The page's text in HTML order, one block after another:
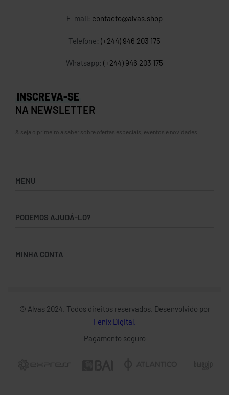
E-mail: contacto@alvas.shop
Telefone: (+244) 946 203 175
Whatsapp: (+244) 946 203 175
MENU
Loja
PODEMOS AJUDÁ-LO?
Devoluções & Reembolsos
MINHA CONTA
Carrinho
INSCREVA-SE
NA NEWSLETTER
& seja o primeiro a saber sobre ofertas especiais, eventos e novidades.
© Alvas 2024. Todos direitos reservados. Desenvolvido por
Fenix Digital.
Pagamento seguro